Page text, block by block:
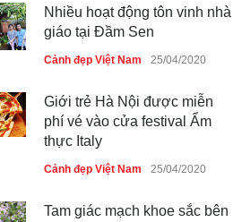
Nhiều hoạt động tôn vinh nhà
giáo tại Đầm Sen
Cảnh đẹp Việt Nam 25/04/2020
Giới trẻ Hà Nội được miễn
phí vé vào cửa festival Ẩm
thực Italy
Cảnh đẹp Việt Nam 25/04/2020
Tam giác mạch khoe sắc bên